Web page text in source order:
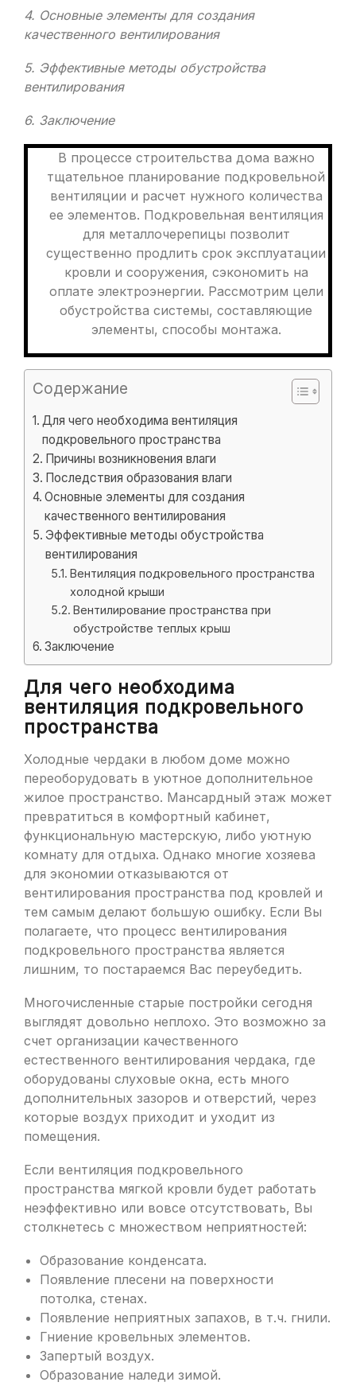
4. Основные элементы для создания
качественного вентилирования
5. Эффективные методы обустройства
вентилирования
6. Заключение
В процессе строительства дома важно
тщательное планирование подкровельной
вентиляции и расчет нужного количества
ее элементов. Подкровельная вентиляция
для металлочерепицы позволит
существенно продлить срок эксплуатации
кровли и сооружения, сэкономить на
оплате электроэнергии. Рассмотрим цели
обустройства системы, составляющие
элементы, способы монтажа.
Содержание
Для чего необходима вентиляция
подкровельного пространства
Причины возникновения влаги
Последствия образования влаги
Основные элементы для создания
качественного вентилирования
Эффективные методы обустройства
вентилирования
Вентиляция подкровельного пространства
холодной крыши
Вентилирование пространства при
обустройстве теплых крыш
Заключение
Для чего необходима
вентиляция подкровельного
пространства
Холодные чердаки в любом доме можно
переоборудовать в уютное дополнительное
жилое пространство. Мансардный этаж может
превратиться в комфортный кабинет,
функциональную мастерскую, либо уютную
комнату для отдыха. Однако многие хозяева
для экономии отказываются от
вентилирования пространства под кровлей и
тем самым делают большую ошибку. Если Вы
полагаете, что процесс вентилирования
подкровельного пространства является
лишним, то постараемся Вас переубедить.
Многочисленные старые постройки сегодня
выглядят довольно неплохо. Это возможно за
счет организации качественного
естественного вентилирования чердака, где
оборудованы слуховые окна, есть много
дополнительных зазоров и отверстий, через
которые воздух приходит и уходит из
помещения.
Если вентиляция подкровельного
пространства мягкой кровли будет работать
неэффективно или вовсе отсутствовать, Вы
столкнетесь с множеством неприятностей:
Образование конденсата.
Появление плесени на поверхности
потолка, стенах.
Появление неприятных запахов, в т.ч. гнили.
Гниение кровельных элементов.
Запертый воздух.
Образование наледи зимой.